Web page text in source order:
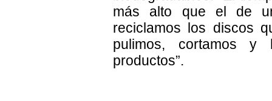
más alto que el de
reciclamos los discos
pulimos, cortamos y
productos”.